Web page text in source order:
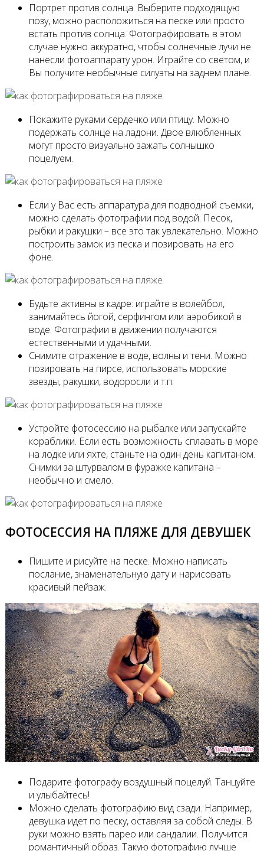
Портрет против солнца. Выберите подходящую
позу, можно расположиться на песке или просто
встать против солнца. Фотографировать в этом
случае нужно аккуратно, чтобы солнечные лучи не
нанесли фотоаппарату урон. Играйте со светом, и
Вы получите необычные силуэты на заднем плане.
Покажите руками сердечко или птицу. Можно
подержать солнце на ладони. Двое влюбленных
могут просто визуально зажать солнышко
поцелуем.
Если у Вас есть аппаратура для подводной съемки,
можно сделать фотографии под водой. Песок,
рыбки и ракушки – все это так увлекательно. Можно
построить замок из песка и позировать на его
фоне.
Будьте активны в кадре: играйте в волейбол,
занимайтесь йогой, серфингом или аэробикой в
воде. Фотографии в движении получаются
естественными и удачными.
Снимите отражение в воде, волны и тени. Можно
позировать на пирсе, использовать морские
звезды, ракушки, водоросли и т.п.
Устройте фотосессию на рыбалке или запускайте
кораблики. Если есть возможность сплавать в море
на лодке или яхте, станьте на один день капитаном.
Снимки за штурвалом в фуражке капитана –
необычно и смело.
ФОТОСЕССИЯ НА ПЛЯЖЕ ДЛЯ ДЕВУШЕК
Пишите и рисуйте на песке. Можно написать
послание, знаменательную дату и нарисовать
красивый пейзаж.
Подарите фотографу воздушный поцелуй. Танцуйте
и улыбайтесь!
Можно сделать фотографию вид сзади. Например,
девушка идет по песку, оставляя за собой следы. В
руки можно взять парео или сандалии. Получится
романтичный образ. Такую фотографию лучше